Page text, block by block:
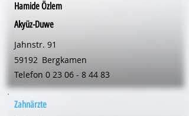
Hamide Özlem
Akyüz-Duwe
Jahnstr. 91
59192 Bergkamen
Telefon 0 23 06 - 8 44 83
Zahnärzte